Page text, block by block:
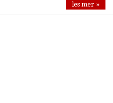
les mer »